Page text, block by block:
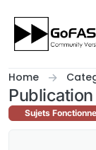
Home
Sujets